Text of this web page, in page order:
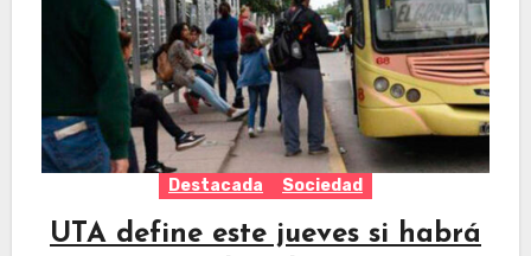
Destacada Sociedad
UTA define este jueves si habrá